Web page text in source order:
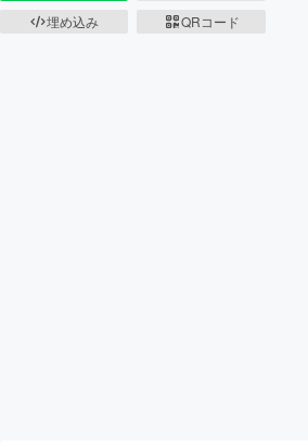
埋め込み
QRコード